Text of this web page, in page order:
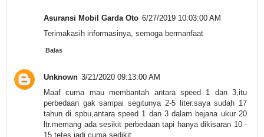
Asuransi Mobil Garda Oto 6/27/2019 10:03:00 AM
Terimakasih informasinya, semoga bermanfaat
Balas
Unknown 3/21/2020 09:13:00 AM
Maaf cuma mau membantah antara speed 1 dan 3,itu
perbedaan gak sampai segitunya 2-5 liter.saya sudah 17
tahun di spbu,antara speed 1 dan 3 dalam bejana ukur 20
ltr.memang ada sesikit perbedaan tapi hanya dikisaran 10 -
15 tetes jadi cuma sedikit.